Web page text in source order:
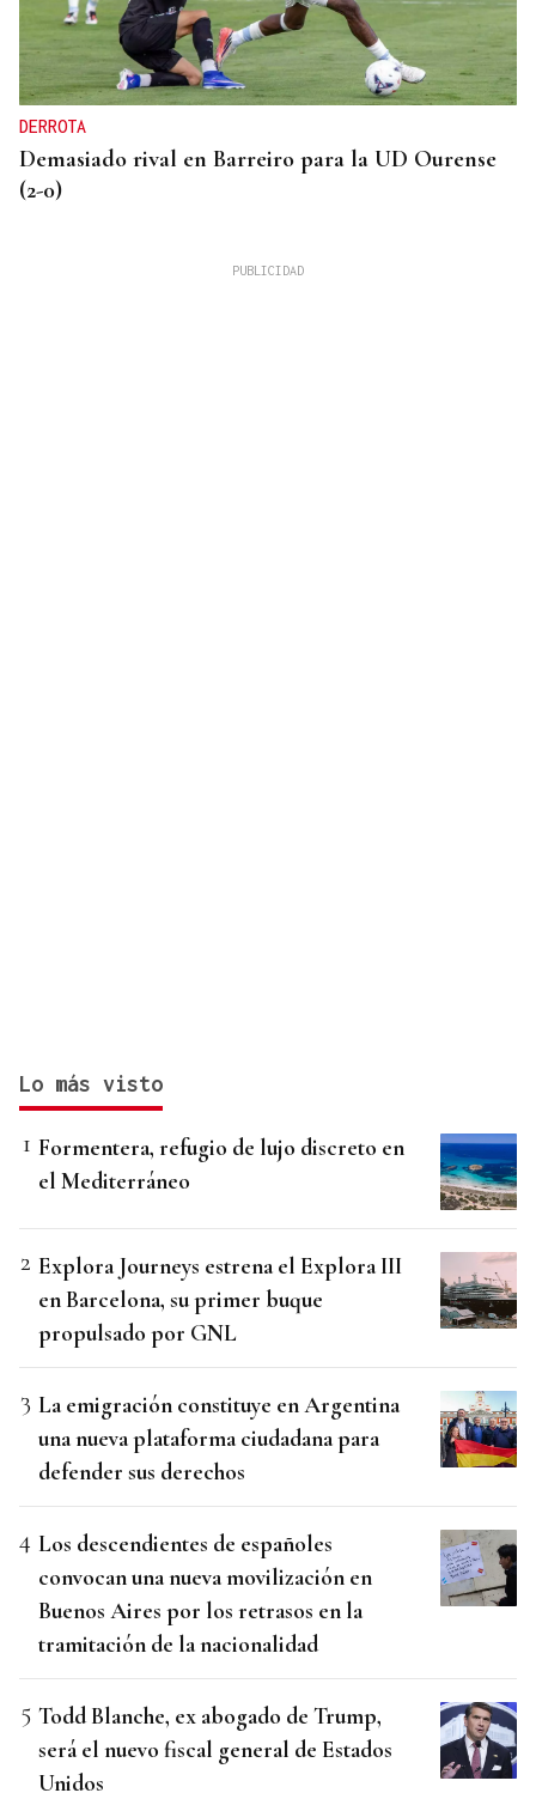
DERROTA
Demasiado rival en Barreiro para la UD Ourense
(2-0)
Lo más visto
Formentera, refugio de lujo discreto en
el Mediterráneo
Explora Journeys estrena el Explora III
en Barcelona, su primer buque
propulsado por GNL
La emigración constituye en Argentina
una nueva plataforma ciudadana para
defender sus derechos
Los descendientes de españoles
convocan una nueva movilización en
Buenos Aires por los retrasos en la
tramitación de la nacionalidad
Todd Blanche, ex abogado de Trump,
será el nuevo fiscal general de Estados
Unidos